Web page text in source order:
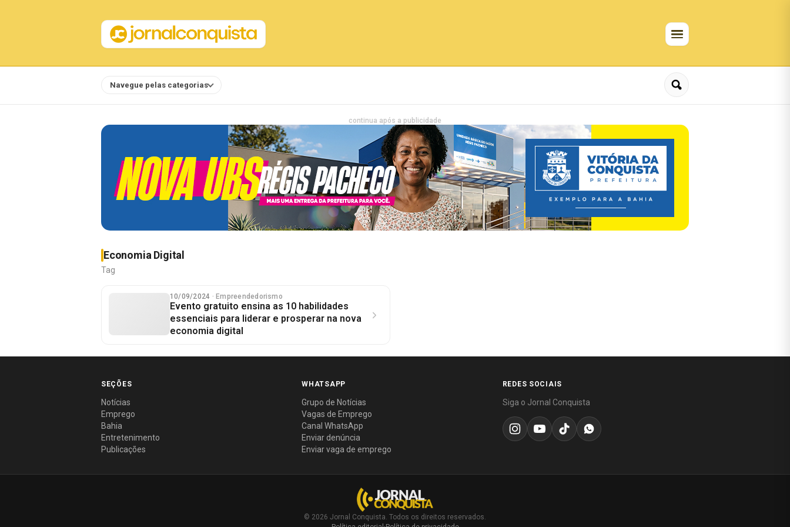
Navegue pelas categorias
continua após a publicidade
Economia Digital
Tag
10/09/2024 · Empreendedorismo
Evento gratuito ensina as 10 habilidades
essenciais para liderar e prosperar na nova
economia digital
SEÇÕES
Notícias
Emprego
Bahia
Entretenimento
Publicações
WHATSAPP
Grupo de Notícias
Vagas de Emprego
Canal WhatsApp
Enviar denúncia
Enviar vaga de emprego
REDES SOCIAIS
Siga o Jornal Conquista
© 2026 Jornal Conquista. Todos os direitos reservados.